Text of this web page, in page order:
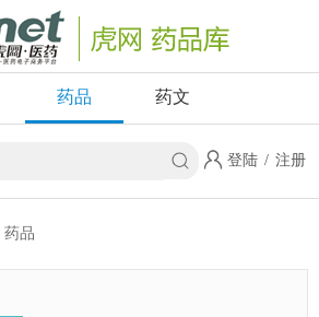
药品 药文
登陆 / 注册
药品